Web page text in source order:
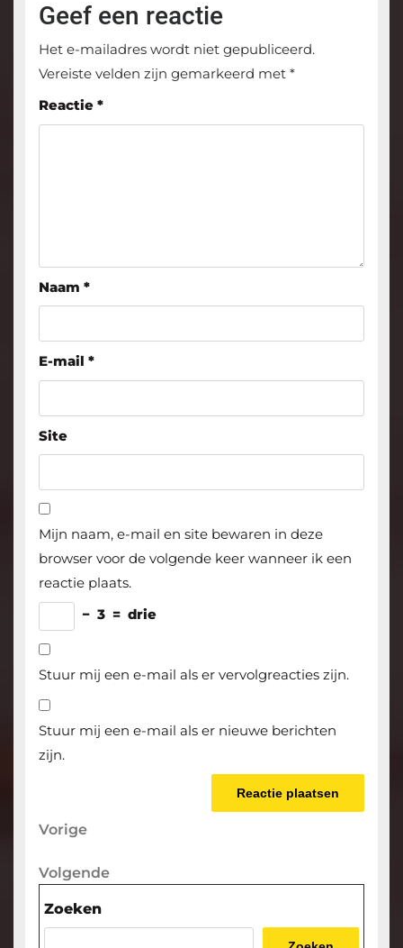
Geef een reactie
Het e-mailadres wordt niet gepubliceerd.
Vereiste velden zijn gemarkeerd met *
Reactie *
Naam *
E-mail *
Site
Mijn naam, e-mail en site bewaren in deze
browser voor de volgende keer wanneer ik een
reactie plaats.
− 3 = drie
Stuur mij een e-mail als er vervolgreacties zijn.
Stuur mij een e-mail als er nieuwe berichten
zijn.
Berichtnavigatie
Vorige
Vorige
Volgende
Volgende
Zoeken